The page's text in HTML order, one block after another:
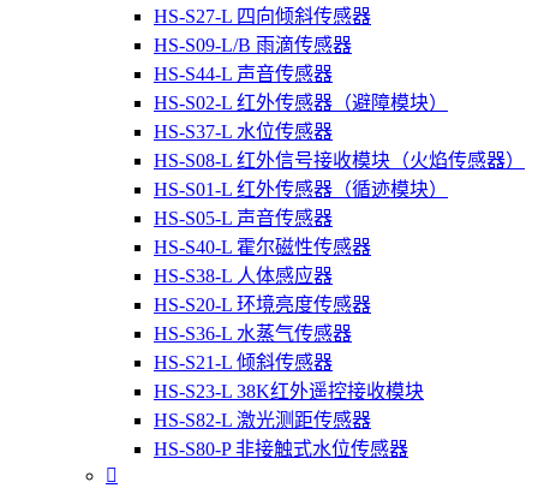
HS-S27-L 四向倾斜传感器
HS-S09-L/B 雨滴传感器
HS-S44-L 声音传感器
HS-S02-L 红外传感器（避障模块）
HS-S37-L 水位传感器
HS-S08-L 红外信号接收模块（火焰传感器）
HS-S01-L 红外传感器（循迹模块）
HS-S05-L 声音传感器
HS-S40-L 霍尔磁性传感器
HS-S38-L 人体感应器
HS-S20-L 环境亮度传感器
HS-S36-L 水蒸气传感器
HS-S21-L 倾斜传感器
HS-S23-L 38K红外遥控接收模块
HS-S82-L 激光测距传感器
HS-S80-P 非接触式水位传感器
